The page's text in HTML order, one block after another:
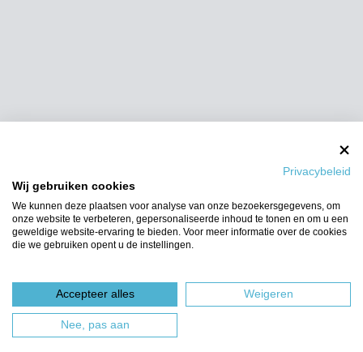
Privacybeleid
Wij gebruiken cookies
We kunnen deze plaatsen voor analyse van onze bezoekersgegevens, om
onze website te verbeteren, gepersonaliseerde inhoud te tonen en om u een
geweldige website-ervaring te bieden. Voor meer informatie over de cookies
die we gebruiken opent u de instellingen.
Accepteer alles Weigeren
Nee, pas aan